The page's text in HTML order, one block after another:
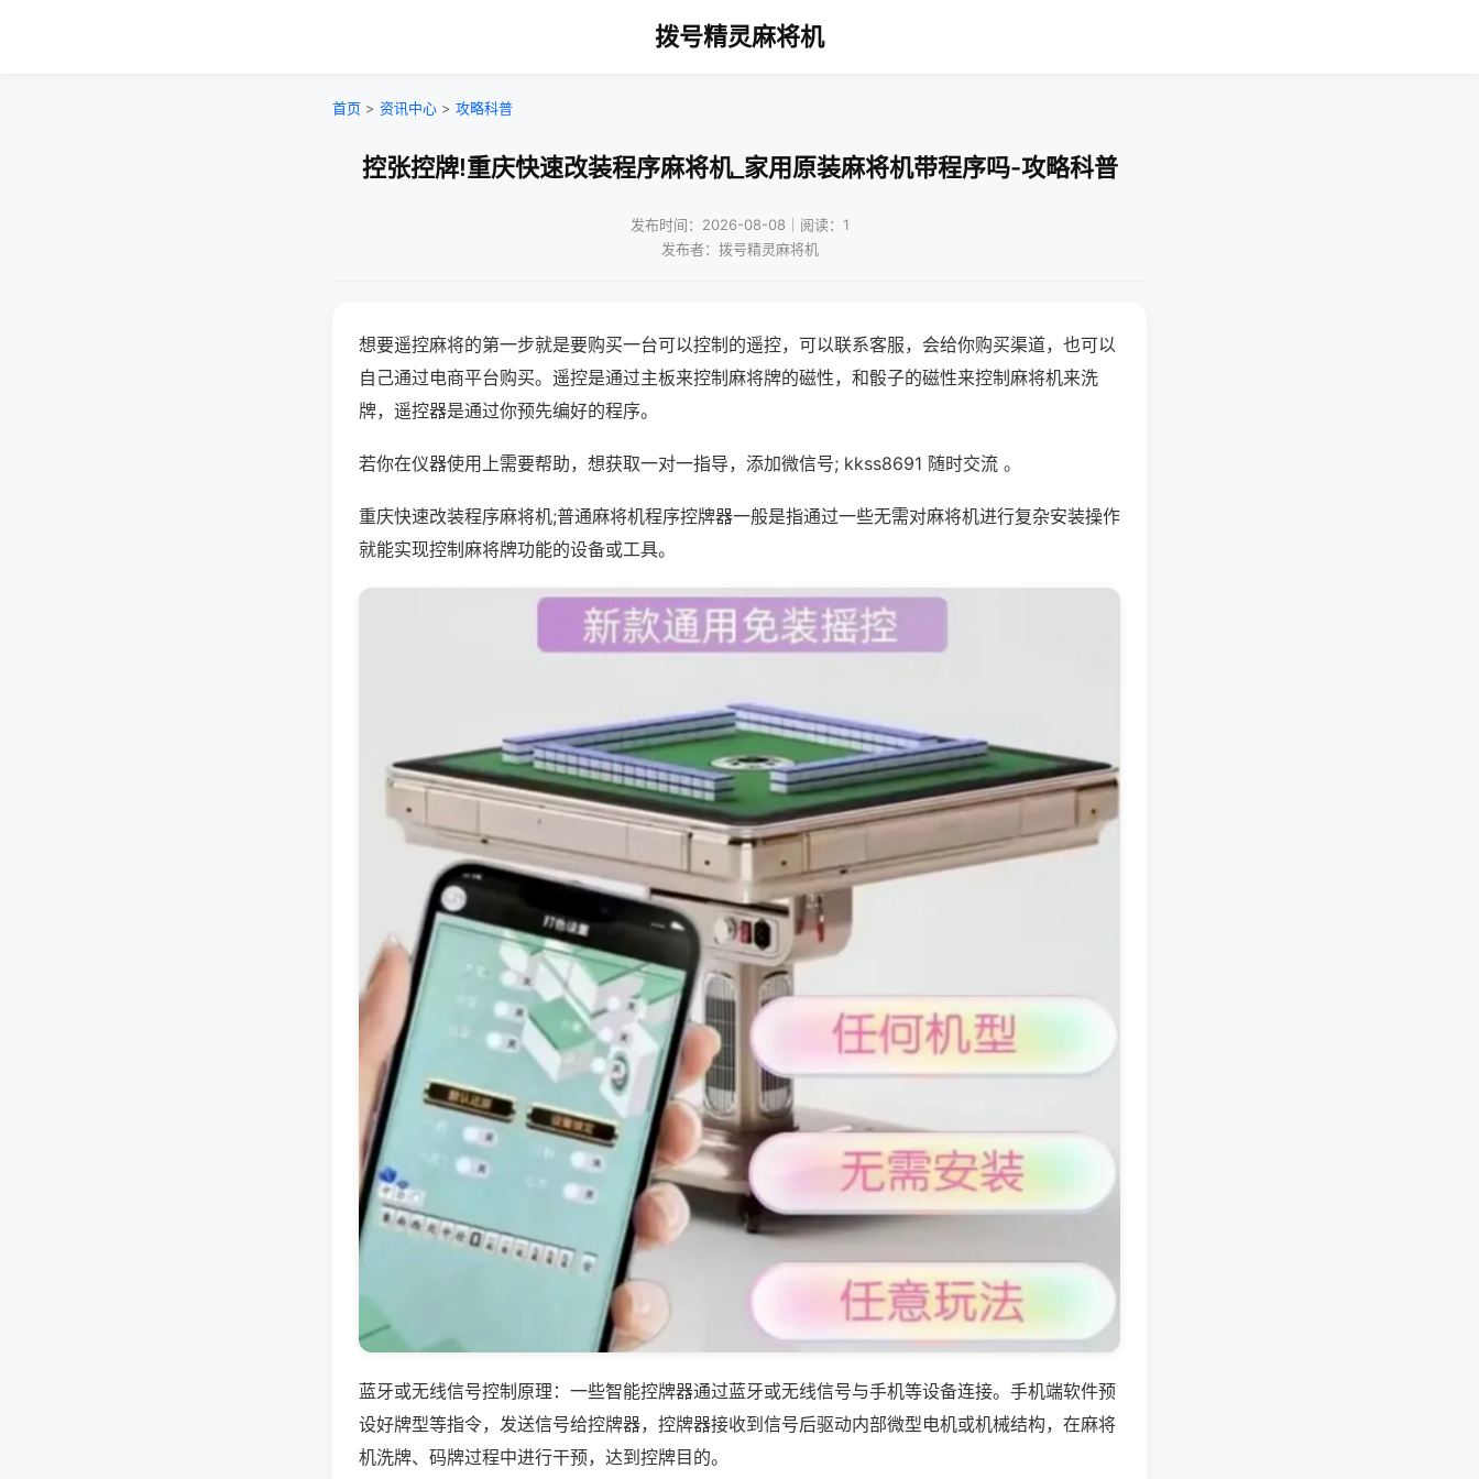
拨号精灵麻将机
首页 > 资讯中心 > 攻略科普
控张控牌!重庆快速改装程序麻将机_家用原装麻将机带程序吗-攻略科普
发布时间：2026-08-08｜阅读：1
发布者：拨号精灵麻将机
想要遥控麻将的第一步就是要购买一台可以控制的遥控，可以联系客服，会给你购买渠道，也可以
自己通过电商平台购买。遥控是通过主板来控制麻将牌的磁性，和骰子的磁性来控制麻将机来洗
牌，遥控器是通过你预先编好的程序。
若你在仪器使用上需要帮助，想获取一对一指导，添加微信号; kkss8691 随时交流 。
重庆快速改装程序麻将机;普通麻将机程序控牌器一般是指通过一些无需对麻将机进行复杂安装操作
就能实现控制麻将牌功能的设备或工具。
蓝牙或无线信号控制原理：一些智能控牌器通过蓝牙或无线信号与手机等设备连接。手机端软件预
设好牌型等指令，发送信号给控牌器，控牌器接收到信号后驱动内部微型电机或机械结构，在麻将
机洗牌、码牌过程中进行干预，达到控牌目的。